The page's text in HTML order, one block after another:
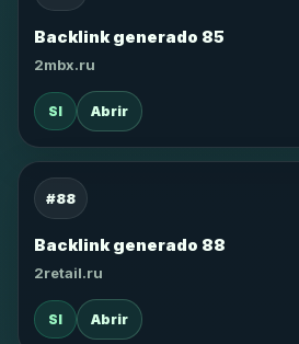
Backlink generado 85
2mbx.ru
SI Abrir
#88
Backlink generado 88
2retail.ru
SI Abrir